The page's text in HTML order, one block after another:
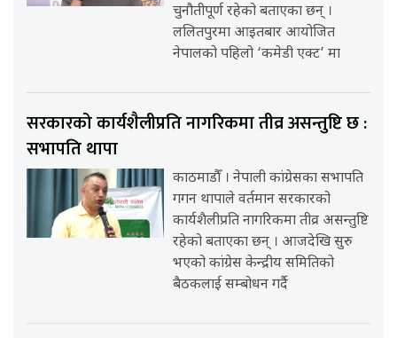
चुनौतीपूर्ण रहेको बताएका छन् ।
ललितपुरमा आइतबार आयोजित
नेपालको पहिलो ‘कमेडी एक्ट’ मा
सरकारको कार्यशैलीप्रति नागरिकमा तीव्र असन्तुष्टि छ :
सभापति थापा
काठमाडौँ । नेपाली कांग्रेसका सभापति
गगन थापाले वर्तमान सरकारको
कार्यशैलीप्रति नागरिकमा तीव्र असन्तुष्टि
रहेको बताएका छन् । आजदेखि सुरु
भएको कांग्रेस केन्द्रीय समितिको
बैठकलाई सम्बोधन गर्दै